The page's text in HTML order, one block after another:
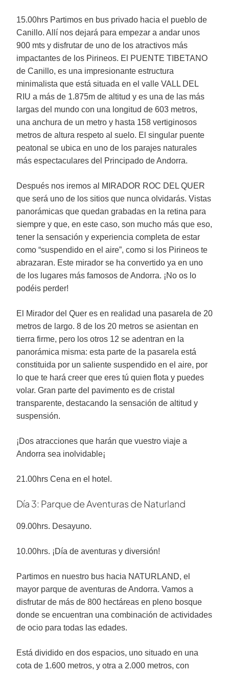
15.00hrs Partimos en bus privado hacia el pueblo de
Canillo. Allí nos dejará para empezar a andar unos
900 mts y disfrutar de uno de los atractivos más
impactantes de los Pirineos. El PUENTE TIBETANO
de Canillo, es una impresionante estructura
minimalista que está situada en el valle VALL DEL
RIU a más de 1.875m de altitud y es una de las más
largas del mundo con una longitud de 603 metros,
una anchura de un metro y hasta 158 vertiginosos
metros de altura respeto al suelo. El singular puente
peatonal se ubica en uno de los parajes naturales
más espectaculares del Principado de Andorra.
Después nos iremos al MIRADOR ROC DEL QUER
que será uno de los sitios que nunca olvidarás. Vistas
panorámicas que quedan grabadas en la retina para
siempre y que, en este caso, son mucho más que eso,
tener la sensación y experiencia completa de estar
como “suspendido en el aire”, como si los Pirineos te
abrazaran. Este mirador se ha convertido ya en uno
de los lugares más famosos de Andorra. ¡No os lo
podéis perder!
El Mirador del Quer es en realidad una pasarela de 20
metros de largo. 8 de los 20 metros se asientan en
tierra firme, pero los otros 12 se adentran en la
panorámica misma: esta parte de la pasarela está
constituida por un saliente suspendido en el aire, por
lo que te hará creer que eres tú quien flota y puedes
volar. Gran parte del pavimento es de cristal
transparente, destacando la sensación de altitud y
suspensión.
¡Dos atracciones que harán que vuestro viaje a
Andorra sea inolvidable¡
21.00hrs Cena en el hotel.
Día 3: Parque de Aventuras de Naturland
09.00hrs. Desayuno.
10.00hrs. ¡Día de aventuras y diversión!
Partimos en nuestro bus hacia NATURLAND, el
mayor parque de aventuras de Andorra. Vamos a
disfrutar de más de 800 hectáreas en pleno bosque
donde se encuentran una combinación de actividades
de ocio para todas las edades.
Está dividido en dos espacios, uno situado en una
cota de 1.600 metros, y otra a 2.000 metros, con